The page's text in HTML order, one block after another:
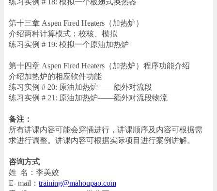
练习实例 # 18: 模拟一个板翅式换热器
第十三章 Aspen Fired Heaters（加热炉）
介绍两种计算模式：校核、模拟
练习实例 # 19: 模拟一个原油加热炉
第十四章 Aspen Fired Heaters（加热炉）程序功能介绍
介绍加热炉的相应软件功能
练习实例 # 20: 原油加热炉——额外对流段
练习实例 # 21: 原油加热炉——额外对流段物流
备注：
所有讲课内容可能会穿插进行，讲课顺序及内容可根据需
求进行调整。讲课内容可根据实际项目进行案例讲解。
咨询方式
姓 名：李美姣
E- mail： training@mahoupao.com